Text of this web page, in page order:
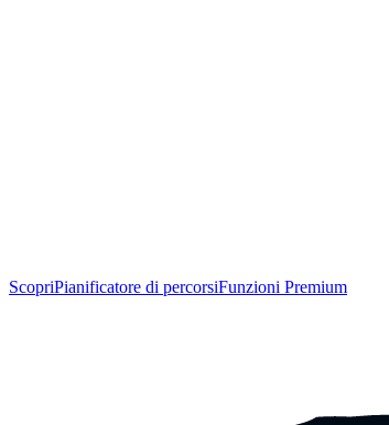
ScopriPianificatore di percorsiFunzioni Premium